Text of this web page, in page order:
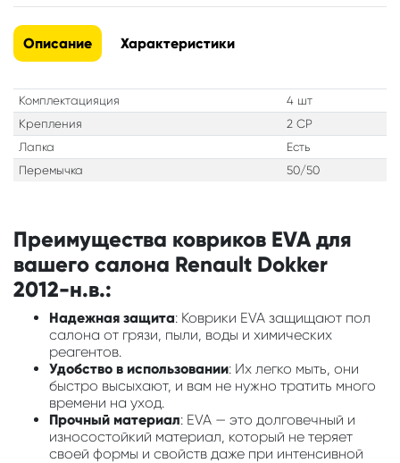
Описание Характеристики
Комплектацияция
4 шт
Крепления
2 CP
Лапка
Есть
Перемычка
50/50
Преимущества ковриков EVA для
вашего салона Renault Dokker
2012-н.в.:
Надежная защита: Коврики EVA защищают пол
салона от грязи, пыли, воды и химических
реагентов.
Удобство в использовании: Их легко мыть, они
быстро высыхают, и вам не нужно тратить много
времени на уход.
Прочный материал: EVA — это долговечный и
износостойкий материал, который не теряет
своей формы и свойств даже при интенсивной